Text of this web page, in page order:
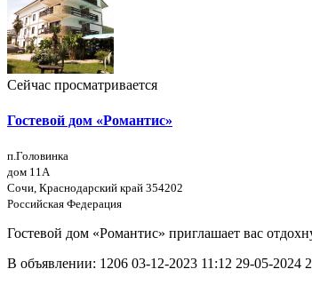
Сейчас просматривается
Гостевой дом «Романтис»
п.Головинка
дом 11А
Сочи, Краснодарский край 354202
Российская Федерация
Гостевой дом «Романтис» приглашает вас
В объявлении: 1206 03-12-2023 11:12 29-05-2024